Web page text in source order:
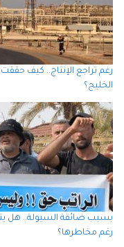
رغم تراجع الإنتاج.. كيف
الخليج؟
بسبب ضائقة السيولة.. هل
رغم مخاطرها؟